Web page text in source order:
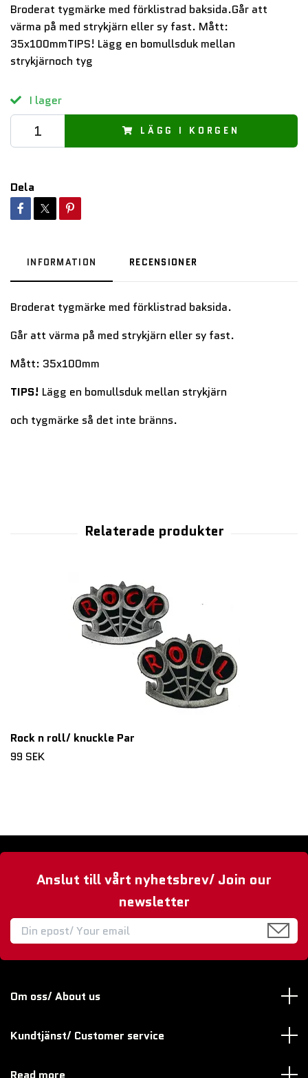
Broderat tygmärke med förklistrad baksida.Går att
värma på med strykjärn eller sy fast. Mått:
35x100mmTIPS! Lägg en bomullsduk mellan
strykjärnoch tyg
I lager
LÄGG I KORGEN
Dela
INFORMATION RECENSIONER
Broderat tygmärke med förklistrad baksida.
Går att värma på med strykjärn eller sy fast.
Mått: 35x100mm
TIPS! Lägg en bomullsduk mellan strykjärn
och tygmärke så det inte bränns.
Rock n roll/ knuckle Par
99 SEK
Anslut till vårt nyhetsbrev/ Join our
newsletter
Om oss/ About us
Kundtjänst/ Customer service
Read more